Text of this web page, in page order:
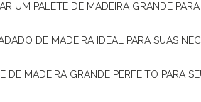
UM PALETE DE MADEIRA GRANDE
DE MADEIRA IDEAL PARA SUAS
DE MADEIRA GRANDE PERFEITO PARA